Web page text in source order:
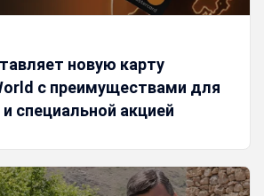
новую карту
с преимуществами для
специальной акцией